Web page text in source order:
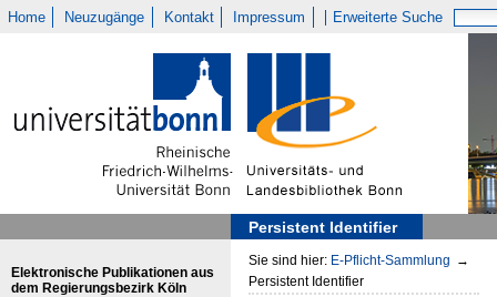
Home Neuzugänge Kontakt Impressum Erweiterte Suche
Persistent Identifier
Elektronische Publikationen aus
dem Regierungsbezirk Köln
Sie sind hier: E-Pflicht-Sammlung →
Persistent Identifier